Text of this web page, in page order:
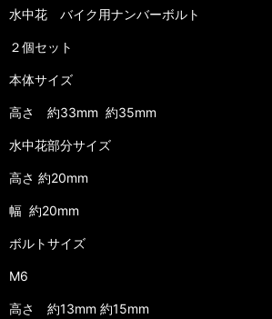
水中花 バイク用ナンバーボルト
２個セット
本体サイズ
高さ 約33mm 約35mm
水中花部分サイズ
高さ 約20mm
幅 約20mm
ボルトサイズ
M6
高さ 約13mm 約15mm